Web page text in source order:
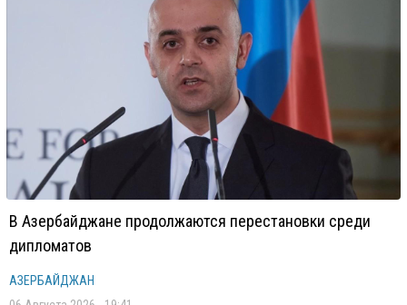
В Азербайджане продолжаются перестановки среди
дипломатов
АЗЕРБАЙДЖАН